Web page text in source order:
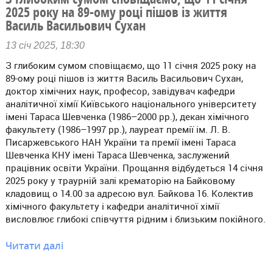
2025 року на 89-ому році пішов із життя
Василь Васильович Сухан
13 січ 2025, 18:30
З глибоким сумом сповіщаємо, що 11 січня 2025 року на
89-ому році пішов із життя Василь Васильович Сухан,
доктор хімічних наук, професор, завідувач кафедри
аналітичної хімії Київського національного університету
імені Тараса Шевченка (1986–2000 рр.), декан хімічного
факультету (1986–1997 рр.), лауреат премії ім. Л. В.
Писаржевського НАН України та премії імені Тараса
Шевченка КНУ імені Тараса Шевченка, заслужений
працівник освіти України. Прощання відбудеться 14 січня
2025 року у траурній залі крематорію на Байковому
кладовищ о 14.00 за адресою вул. Байкова 16. Колектив
хімічного факультету і кафедри аналітичної хімії
висловлює глибокі співчуття рідним і близьким покійного.
Читати далі